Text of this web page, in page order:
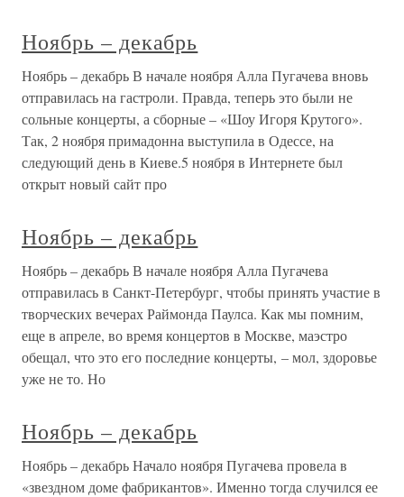
Ноябрь – декабрь
Ноябрь – декабрь В начале ноября Алла Пугачева вновь
отправилась на гастроли. Правда, теперь это были не
сольные концерты, а сборные – «Шоу Игоря Крутого».
Так, 2 ноября примадонна выступила в Одессе, на
следующий день в Киеве.5 ноября в Интернете был
открыт новый сайт про
Ноябрь – декабрь
Ноябрь – декабрь В начале ноября Алла Пугачева
отправилась в Санкт-Петербург, чтобы принять участие в
творческих вечерах Раймонда Паулса. Как мы помним,
еще в апреле, во время концертов в Москве, маэстро
обещал, что это его последние концерты, – мол, здоровье
уже не то. Но
Ноябрь – декабрь
Ноябрь – декабрь Начало ноября Пугачева провела в
«звездном доме фабрикантов». Именно тогда случился ее